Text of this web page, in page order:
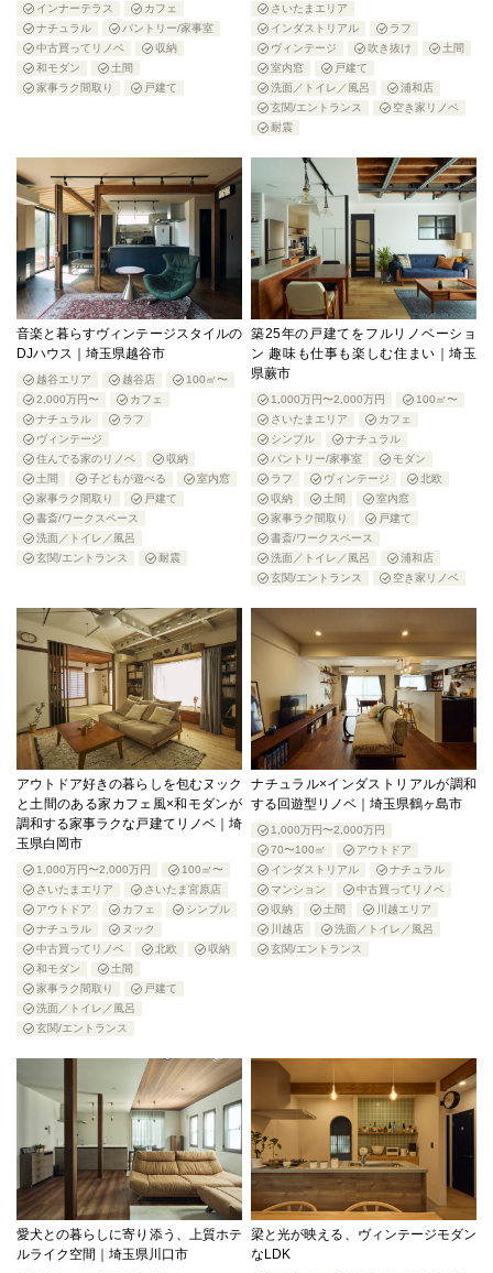
インナーテラス
カフェ
ナチュラル
パントリー/家事室
中古買ってリノベ
収納
和モダン
土間
家事ラク間取り
戸建て
さいたまエリア
インダストリアル
ラフ
ヴィンテージ
吹き抜け
土間
室内窓
戸建て
洗面／トイレ／風呂
浦和店
玄関/エントランス
空き家リノベ
耐震
音楽と暮らすヴィンテージスタイルの
DJハウス｜埼玉県越谷市
越谷エリア 越谷店
100㎡〜
2,000万円〜
カフェ
ナチュラル
ラフ
ヴィンテージ
住んでる家のリノベ
収納
土間
子どもが遊べる
室内窓
家事ラク間取り
戸建て
書斎/ワークスペース
洗面／トイレ／風呂
玄関/エントランス
耐震
築25年の戸建てをフルリノベーショ
ン 趣味も仕事も楽しむ住まい｜埼玉
県蕨市
1,000万円〜2,000万円
100㎡〜
さいたまエリア
カフェ
シンプル
ナチュラル
パントリー/家事室
モダン
ラフ
ヴィンテージ
北欧
収納
土間
室内窓
家事ラク間取り
戸建て
書斎/ワークスペース
洗面／トイレ／風呂
浦和店
玄関/エントランス
空き家リノベ
アウトドア好きの暮らしを包むヌック
と土間のある家カフェ風×和モダンが
調和する家事ラクな戸建てリノベ｜埼
玉県白岡市
1,000万円〜2,000万円
100㎡〜
さいたまエリア
さいたま宮原店
アウトドア
カフェ
シンプル
ナチュラル
ヌック
中古買ってリノベ
北欧
収納
和モダン
土間
家事ラク間取り
戸建て
洗面／トイレ／風呂
玄関/エントランス
ナチュラル×インダストリアルが調和
する回遊型リノベ｜埼玉県鶴ヶ島市
1,000万円〜2,000万円
70〜100㎡
アウトドア
インダストリアル
ナチュラル
マンション
中古買ってリノベ
収納
土間
川越エリア
川越店
洗面／トイレ／風呂
玄関/エントランス
愛犬との暮らしに寄り添う、上質ホテ
ルライク空間｜埼玉県川口市
梁と光が映える、ヴィンテージモダン
なLDK